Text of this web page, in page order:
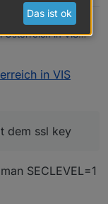
Österreich in VIS
in VIS
dem ssl key
SECLEVEL=1
Das ist ok